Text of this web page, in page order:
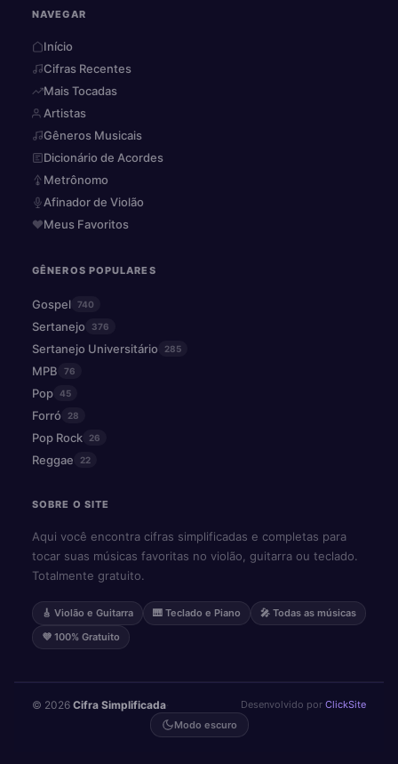
NAVEGAR
Início
Cifras Recentes
Mais Tocadas
Artistas
Gêneros Musicais
Dicionário de Acordes
Metrônomo
Afinador de Violão
Meus Favoritos
GÊNEROS POPULARES
Gospel 740
Sertanejo 376
Sertanejo Universitário 285
MPB 76
Pop 45
Forró 28
Pop Rock 26
Reggae 22
SOBRE O SITE
Aqui você encontra cifras simplificadas e completas para
tocar suas músicas favoritas no violão, guitarra ou teclado.
Totalmente gratuito.
🎸 Violão e Guitarra 🎹 Teclado e Piano
🎤 Todas as músicas
💜 100% Gratuito
© 2026 Cifra Simplificada· Desenvolvido por ClickSite
Modo escuro